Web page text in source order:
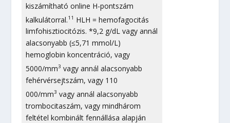
kiszámítható online H-pontszám
kalkulátorral.11 HLH = hemofagocitás
limfohisztiocitózis. *9,2 g/dL vagy annál
alacsonyabb (≤5,71 mmol/L)
hemoglobin koncentráció, vagy
5000/mm3 vagy annál alacsonyabb
fehérvérsejtszám, vagy 110
000/mm3 vagy annál alacsonyabb
trombocitaszám, vagy mindhárom
feltétel kombinált fennállása alapján